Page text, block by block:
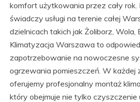
komfort użytkowania przez cały rok.
świadczy usługi na terenie całej
dzielnicach takich jak Żoliborz, Wola,
Klimatyzacja Warszawa to
zapotrzebowanie na nowoczesne
ogrzewania pomieszczeń. W każdej
oferujemy profesjonalny montaż
który obejmuje nie tylko czyszczenie